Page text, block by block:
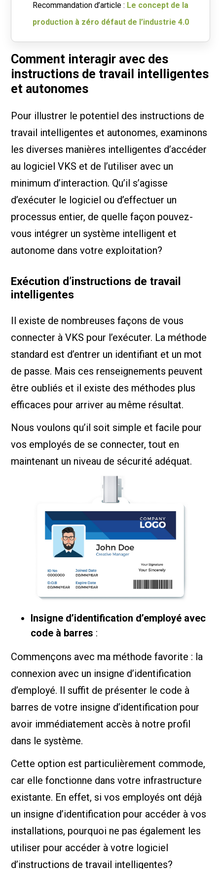
Recommandation d’article : Le concept de la
production à zéro défaut de l’industrie 4.0
Comment interagir avec des
instructions de travail intelligentes
et autonomes
Pour illustrer le potentiel des instructions de
travail intelligentes et autonomes, examinons
les diverses manières intelligentes d’accéder
au logiciel VKS et de l’utiliser avec un
minimum d’interaction. Qu’il s’agisse
d’exécuter le logiciel ou d’effectuer un
processus entier, de quelle façon pouvez-
vous intégrer un système intelligent et
autonome dans votre exploitation?
Exécution d’instructions de travail
intelligentes
Il existe de nombreuses façons de vous
connecter à VKS pour l’exécuter. La méthode
standard est d’entrer un identifiant et un mot
de passe. Mais ces renseignements peuvent
être oubliés et il existe des méthodes plus
efficaces pour arriver au même résultat.
Nous voulons qu’il soit simple et facile pour
vos employés de se connecter, tout en
maintenant un niveau de sécurité adéquat.
Insigne d’identification d’employé avec
code à barres :
Commençons avec ma méthode favorite : la
connexion avec un insigne d’identification
d’employé. Il suffit de présenter le code à
barres de votre insigne d’identification pour
avoir immédiatement accès à notre profil
dans le système.
Cette option est particulièrement commode,
car elle fonctionne dans votre infrastructure
existante. En effet, si vos employés ont déjà
un insigne d’identification pour accéder à vos
installations, pourquoi ne pas également les
utiliser pour accéder à votre logiciel
d’instructions de travail intelligentes?